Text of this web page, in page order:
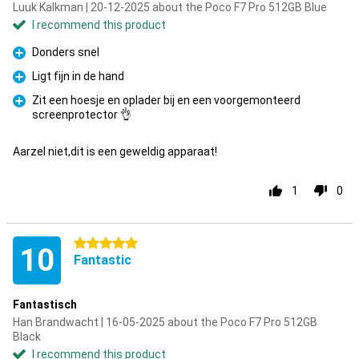
Luuk Kalkman | 20-12-2025 about the Poco F7 Pro 512GB Blue
I recommend this product
Pro
Donders snel
Pro
Ligt fijn in de hand
Zit een hoesje en oplader bij en een voorgemonteerd
screenprotector 👌
Aarzel niet,dit is een geweldig apparaat!
1 0
10 5 stars
Fantastic
Fantastisch
Han Brandwacht | 16-05-2025 about the Poco F7 Pro 512GB
Black
I recommend this product